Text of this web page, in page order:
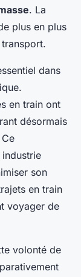
. La
plus en plus
dans
en train ont
désormais
industrie
son
en train
voyager de
volonté de